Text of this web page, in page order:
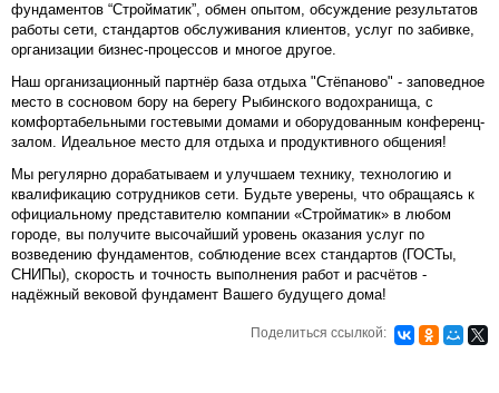
фундаментов “Стройматик”, обмен опытом, обсуждение результатов
работы сети, стандартов обслуживания клиентов, услуг по забивке,
организации бизнес-процессов и многое другое.
Наш организационный партнёр база отдыха "Стёпаново" - заповедное
место в сосновом бору на берегу Рыбинского водохранища, с
комфортабельными гостевыми домами и оборудованным конференц-
залом. Идеальное место для отдыха и продуктивного общения!
Мы регулярно дорабатываем и улучшаем технику, технологию и
квалификацию сотрудников сети. Будьте уверены, что обращаясь к
официальному представителю компании «Стройматик» в любом
городе, вы получите высочайший уровень оказания услуг по
возведению фундаментов, соблюдение всех стандартов (ГОСТы,
СНИПы), скорость и точность выполнения работ и расчётов -
надёжный вековой фундамент Вашего будущего дома!
Поделиться ссылкой: